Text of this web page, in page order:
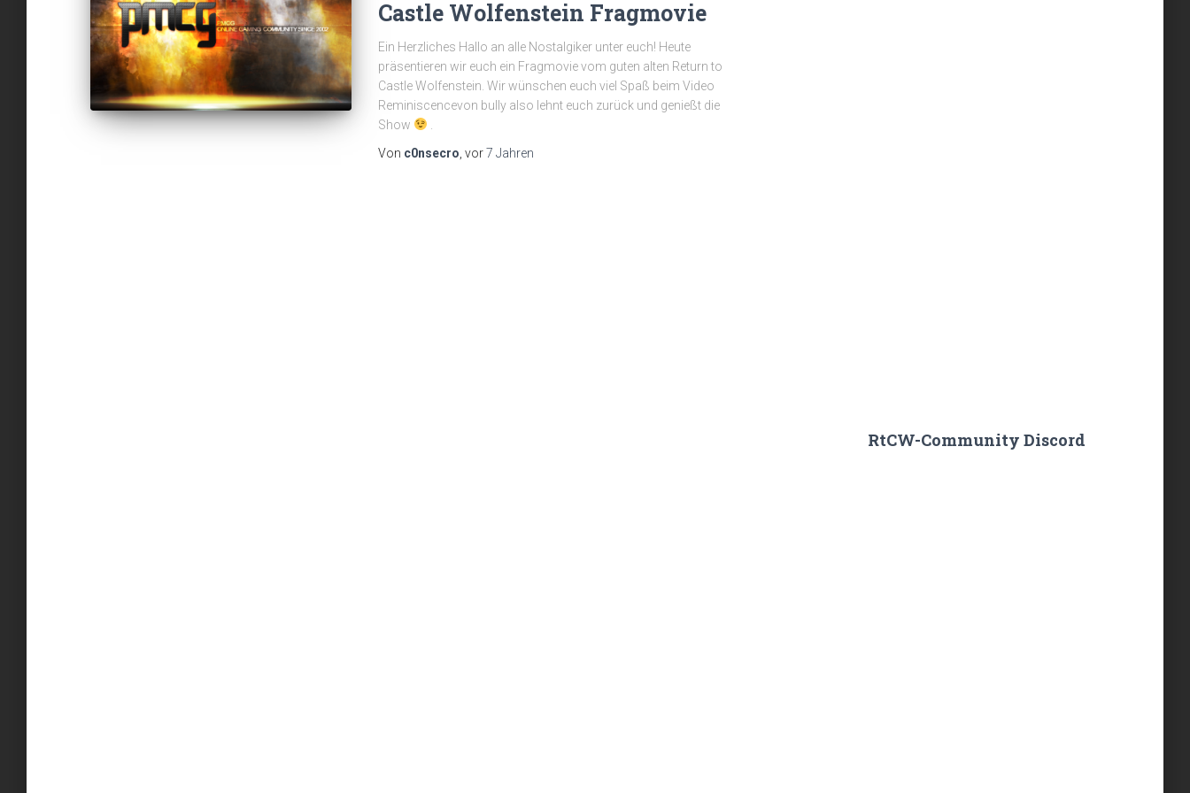
Castle Wolfenstein Fragmovie
Ein Herzliches Hallo an alle Nostalgiker unter euch! Heute
präsentieren wir euch ein Fragmovie vom guten alten Return to
Castle Wolfenstein. Wir wünschen euch viel Spaß beim Video
Reminiscencevon bully also lehnt euch zurück und genießt die
Show
Von c0nsecro , vor7 Jahren
RtCW-Community Discord